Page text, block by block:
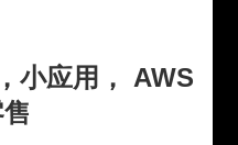
小应用， AWS